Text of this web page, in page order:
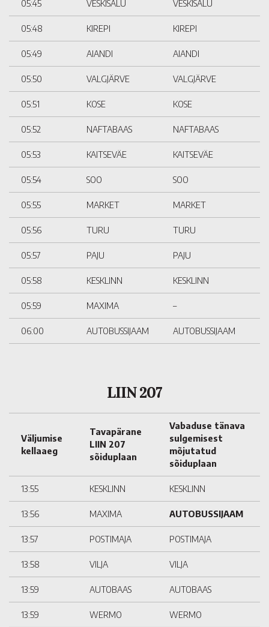
05:45 VESKISALU VESKISALU
05:48 KIREPI KIREPI
05:49 AIANDI AIANDI
05:50 VALGJÄRVE VALGJÄRVE
05:51 KOSE KOSE
05:52 NAFTABAAS NAFTABAAS
05:53 KAITSEVÄE KAITSEVÄE
05:54 SOO SOO
05:55 MARKET MARKET
05:56 TURU TURU
05:57 PAJU PAJU
05:58 KESKLINN KESKLINN
05:59 MAXIMA –
06:00 AUTOBUSSIJAAM AUTOBUSSIJAAM
LIIN 207
Väljumise
kellaaeg
Tavapärane
LIIN 207
sõiduplaan
Vabaduse tänava
sulgemisest
mõjutatud
sõiduplaan
13:55 KESKLINN KESKLINN
13:56 MAXIMA AUTOBUSSIJAAM
13:57 POSTIMAJA POSTIMAJA
13:58 VILJA VILJA
13:59 AUTOBAAS AUTOBAAS
13:59 WERMO WERMO